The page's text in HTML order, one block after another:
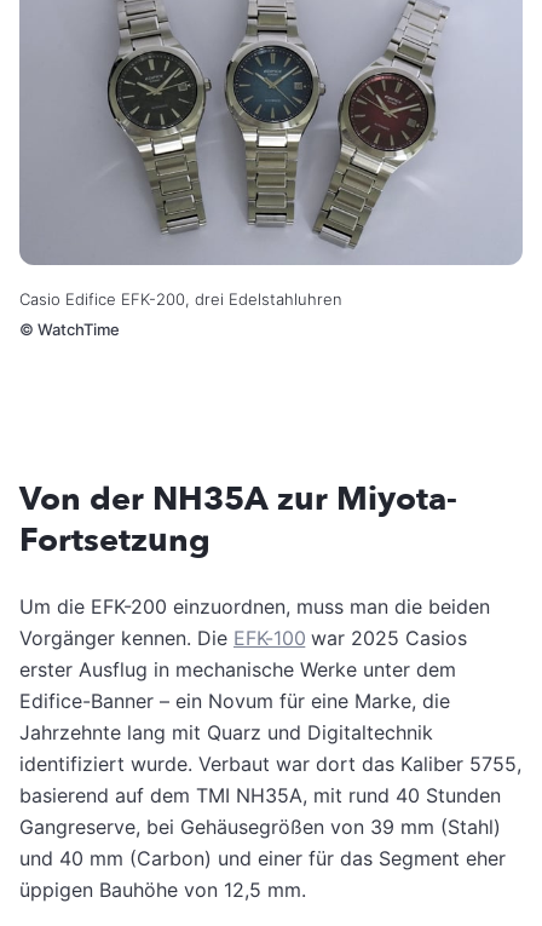
Casio Edifice EFK-200, drei Edelstahluhren
© WatchTime
Von der NH35A zur Miyota-
Fortsetzung
Um die EFK-200 einzuordnen, muss man die beiden
Vorgänger kennen. Die EFK-100 war 2025 Casios
erster Ausflug in mechanische Werke unter dem
Edifice-Banner – ein Novum für eine Marke, die
Jahrzehnte lang mit Quarz und Digitaltechnik
identifiziert wurde. Verbaut war dort das Kaliber 5755,
basierend auf dem TMI NH35A, mit rund 40 Stunden
Gangreserve, bei Gehäusegrößen von 39 mm (Stahl)
und 40 mm (Carbon) und einer für das Segment eher
üppigen Bauhöhe von 12,5 mm.